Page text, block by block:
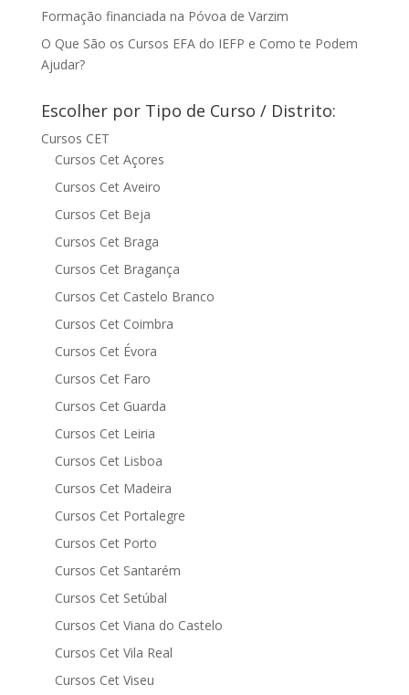
Formação financiada na Póvoa de Varzim
O Que São os Cursos EFA do IEFP e Como te Podem
Ajudar?
Escolher por Tipo de Curso / Distrito:
Cursos CET
Cursos Cet Açores
Cursos Cet Aveiro
Cursos Cet Beja
Cursos Cet Braga
Cursos Cet Bragança
Cursos Cet Castelo Branco
Cursos Cet Coimbra
Cursos Cet Évora
Cursos Cet Faro
Cursos Cet Guarda
Cursos Cet Leiria
Cursos Cet Lisboa
Cursos Cet Madeira
Cursos Cet Portalegre
Cursos Cet Porto
Cursos Cet Santarém
Cursos Cet Setúbal
Cursos Cet Viana do Castelo
Cursos Cet Vila Real
Cursos Cet Viseu